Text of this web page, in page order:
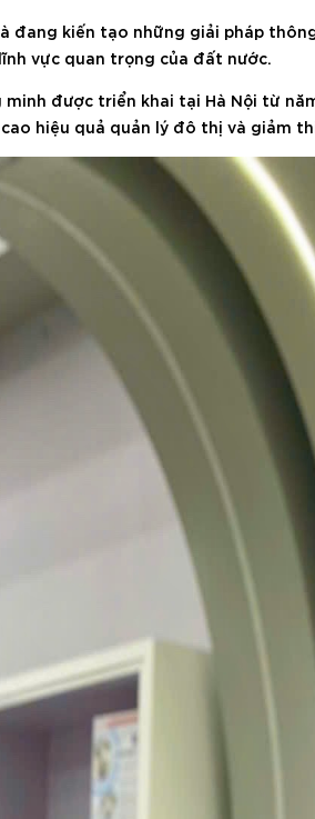
đang kiến tạo những giải pháp
vực quan trọng của đất nước.
được triển khai tại Hà Nội từ
hiệu quả quản lý đô thị và giảm